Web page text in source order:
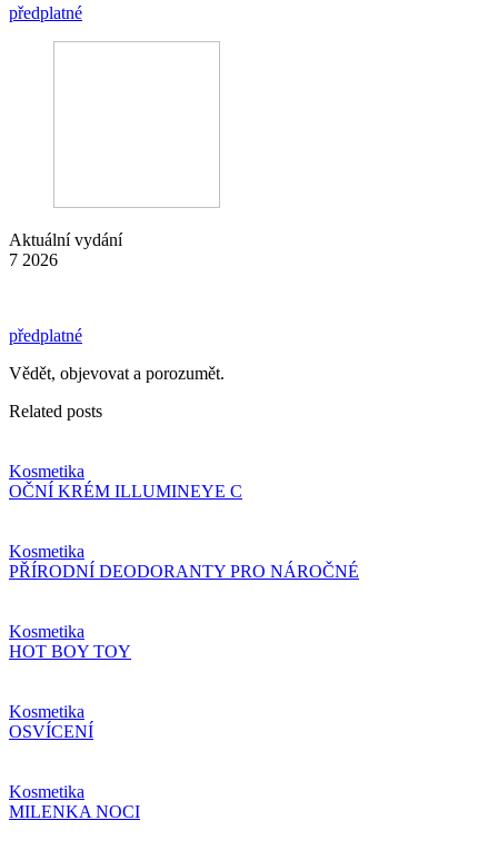
předplatné
Aktuální vydání
7 2026
předplatné
Vědět, objevovat a porozumět.
Related posts
Kosmetika
OČNÍ KRÉM ILLUMINEYE C
Kosmetika
PŘÍRODNÍ DEODORANTY PRO NÁROČNÉ
Kosmetika
HOT BOY TOY
Kosmetika
OSVÍCENÍ
Kosmetika
MILENKA NOCI